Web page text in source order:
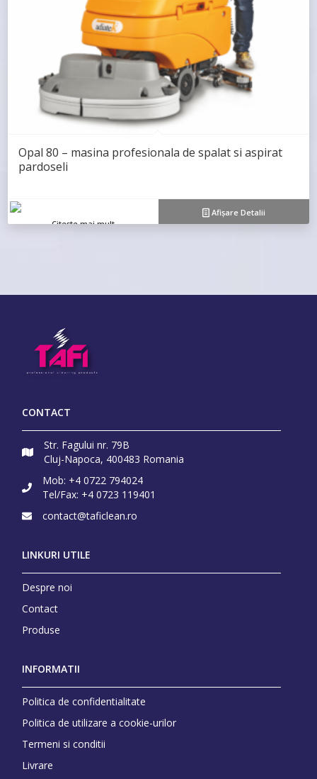
Opal 80 – masina profesionala de spalat si aspirat
pardoseli
Citește mai mult
Afișare Detalii
CONTACT
Str. Fagului nr. 79B
Cluj-Napoca, 400483 Romania
Mob: +4 0722 794024
Tel/Fax: +4 0723 119401
contact@taficlean.ro
LINKURI UTILE
Despre noi
Contact
Produse
INFORMATII
Politica de confidentialitate
Politica de utilizare a cookie-urilor
Termeni si conditii
Livrare